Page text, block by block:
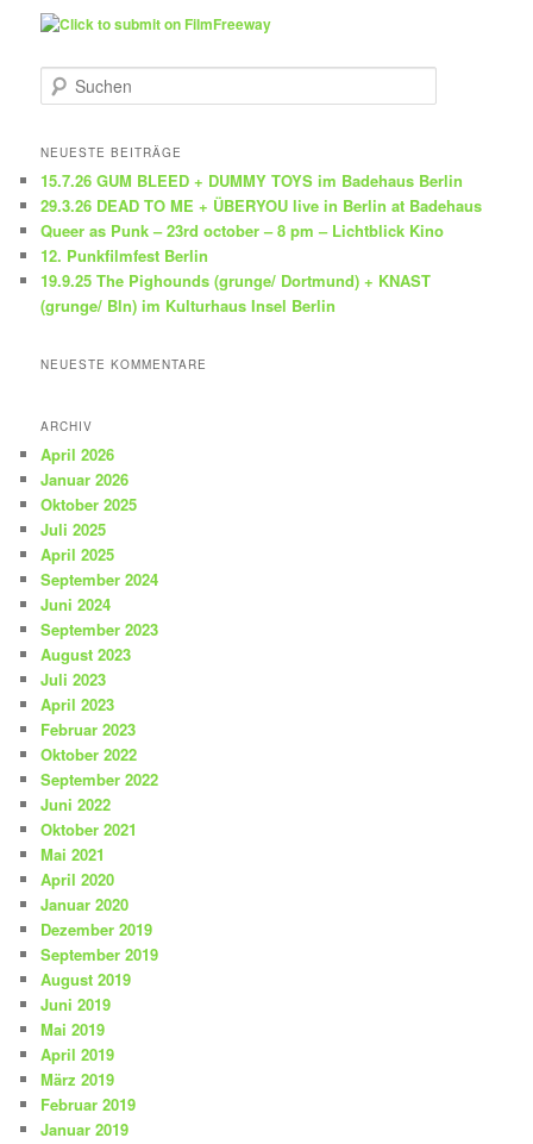
u
h
n
NEUESTE BEITRÄGE
15.7.26 GUM BLEED + DUMMY TOYS im Badehaus Berlin
29.3.26 DEAD TO ME + ÜBERYOU live in Berlin at Badehaus
Queer as Punk – 23rd october – 8 pm – Lichtblick Kino
12. Punkfilmfest Berlin
19.9.25 The Pighounds (grunge/ Dortmund) + KNAST
(grunge/ Bln) im Kulturhaus Insel Berlin
NEUESTE KOMMENTARE
ARCHIV
April 2026
Januar 2026
Oktober 2025
Juli 2025
April 2025
September 2024
Juni 2024
September 2023
August 2023
Juli 2023
April 2023
Februar 2023
Oktober 2022
September 2022
Juni 2022
Oktober 2021
Mai 2021
April 2020
Januar 2020
Dezember 2019
September 2019
August 2019
Juni 2019
Mai 2019
April 2019
März 2019
Februar 2019
Januar 2019